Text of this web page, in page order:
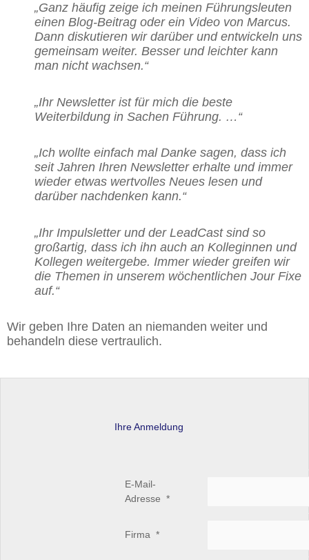
„Ganz häufig zeige ich meinen Führungsleuten
einen Blog-Beitrag oder ein Video von Marcus.
Dann diskutieren wir darüber und entwickeln uns
gemeinsam weiter. Besser und leichter kann
man nicht wachsen.“
„Ihr Newsletter ist für mich die beste
Weiterbildung in Sachen Führung. …“
„Ich wollte einfach mal Danke sagen, dass ich
seit Jahren Ihren Newsletter erhalte und immer
wieder etwas wertvolles Neues lesen und
darüber nachdenken kann.“
„Ihr Impulsletter und der LeadCast sind so
großartig, dass ich ihn auch an Kolleginnen und
Kollegen weitergebe. Immer wieder greifen wir
die Themen in unserem wöchentlichen Jour Fixe
auf.“
Wir geben Ihre Daten an niemanden weiter und
behandeln diese vertraulich.
Ihre Anmeldung
E-Mail-
Adresse *
Firma *